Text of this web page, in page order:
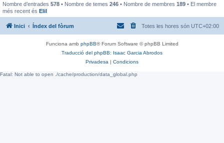
Nombre d’entrades 578 • Nombre de temes 246 • Nombre de membres 189 • El membre
més recent és EliI
Inici Índex del fòrum Totes les hores són UTC+02:00
Funciona amb phpBB® Forum Software © phpBB Limited
Traducció del phpBB: Isaac Garcia Abrodos
Privadesa | Condicions
Fatal: Not able to open ./cache/production/data_global.php